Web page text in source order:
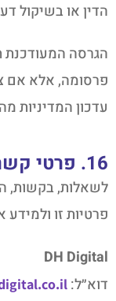
הדין או בשיקול
הגרסה המעודכנת
פרסומה, אלא אם
עדכון המדיניות
16. פרטי קשר
לשאלות, בקשות,
פרטיות זו ולמידע
DH Digital
דוא״ל: